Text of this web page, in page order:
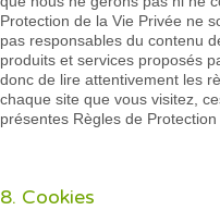
Protection de la Vie Privée ne
pas responsables du contenu
produits et services proposés
donc de lire attentivement les
chaque site que vous visitez,
présentes Règles de Protection
8. Cookies